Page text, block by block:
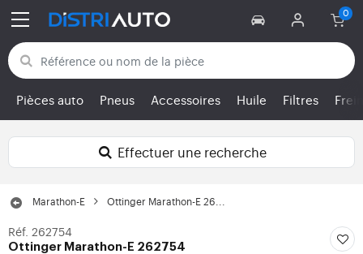
Retour aux catégories
Pièces auto Pneus Accessoires Huile Filtres
Effectuer une recherche
Marathon-E Ottinger Marathon-E 26...
Réf. 262754
Ottinger Marathon-E 262754